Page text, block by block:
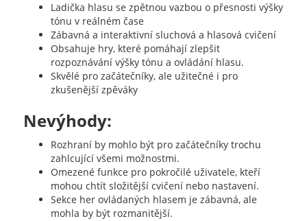
Ladička hlasu se zpětnou vazbou o přesnosti výšky
tónu v reálném čase
Zábavná a interaktivní sluchová a hlasová cvičení
Obsahuje hry, které pomáhají zlepšit
rozpoznávání výšky tónu a ovládání hlasu.
Skvělé pro začátečníky, ale užitečné i pro
zkušenější zpěváky
Nevýhody:
Rozhraní by mohlo být pro začátečníky trochu
zahlcující všemi možnostmi.
Omezené funkce pro pokročilé uživatele, kteří
mohou chtít složitější cvičení nebo nastavení.
Sekce her ovládaných hlasem je zábavná, ale
mohla by být rozmanitější.